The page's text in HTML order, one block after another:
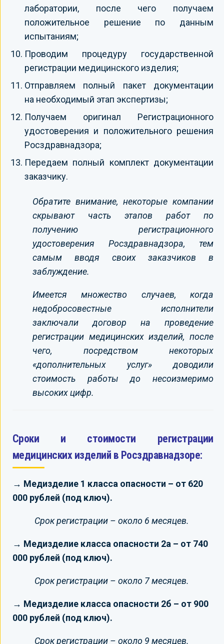
лаборатории, после чего получаем
положительное решение по данным
испытаниям;
Проводим процедуру государственной
регистрации медицинского изделия;
Отправляем полный пакет документации
на необходимый этап экспертизы;
Получаем оригинал Регистрационного
удостоверения и положительного решения
Росздравнадзора;
Передаем полный комплект документации
заказчику.
Обратите внимание, некоторые компании
скрывают часть этапов работ по
получению регистрационного
удостоверения Росздравнадзора, тем
самым вводя своих заказчиков в
заблуждение.
Имеется множество случаев, когда
недобросовестные исполнители
заключали договор на проведение
регистрации медицинских изделий, после
чего, посредством некоторых
«дополнительных услуг» доводили
стоимость работы до несоизмеримо
высоких цифр.
Сроки и стоимости регистрации
медицинских изделий в Росздравнадзоре:
→ Медизделие 1 класса опасности – от 620
000 рублей (под ключ).
Срок регистрации – около 6 месяцев.
→ Медизделие класса опасности 2а – от 740
000 рублей (под ключ).
Срок регистрации – около 7 месяцев.
→ Медизделие класса опасности 2б – от 900
000 рублей (под ключ).
Срок регистрации – около 9 месяцев.